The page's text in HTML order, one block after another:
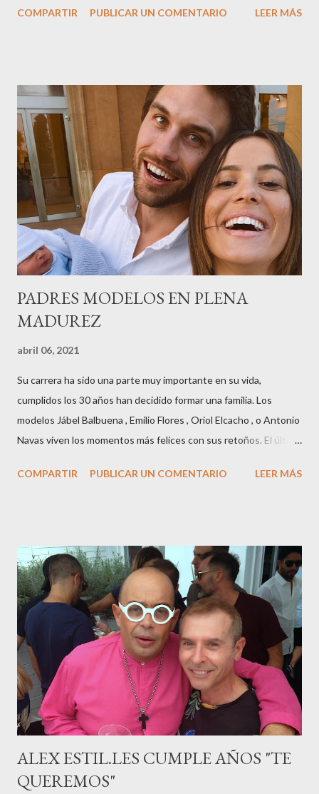
sector en una cena de reconocimiento.Sus hijas Carolina (CEO
peluquería del grupo.Justo hace unos días Carol Pagés nos
contaba detalles del homenaje en Actualida Rosa en RCE
radio,en el programa que presento todos los jueves de 17 a 18
horas . Carolina y Quionia Pagés Carolina Pagés La cita ,en el
Museu Marítim de BCN ,en las Drassanes reunió a figuras
destacadas del sector,así como clientes, autoridades y medios
de comunicación, en una velada inolvidable bajo el lema “Cien
años peinando almas, creando belleza,i...
COMPARTIR PUBLICAR UN COMENTARIO LEER MÁS
PADRES MODELOS EN PLENA
MADUREZ
abril 06, 2021
Su carrera ha sido una parte muy importante en su vida,
cumplidos los 30 años han decidido formar una familia. Los
modelos Jábel Balbuena , Emilio Flores , Oriol Elcacho , o Antonio
Navas viven los momentos más felices con sus retoños. El último
M ateo nació en Barcelona hace poco más de una semana. El top
haciéndole padre de un precioso niño. Marta ha sido toda una
campeona, durante los primeros 3 meses de embarazo tuvo que
guardar reposo debido a un síndrome llamado
“hiperemesisgravídica”.Pasados los meses fatídicos de
gestación Marta tiró adelante con el embarazo, ahora es una
mamá feliz. Otro de los modelos que ha sido padre este año ha
sido el madrileño, Emilio Flores , el top que desfiló en las mejores
pasarelas ...
COMPARTIR PUBLICAR UN COMENTARIO LEER MÁS
ALEX ESTIL.LES CUMPLE AÑOS "TE
QUEREMOS"